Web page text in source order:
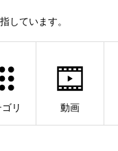
しています。
リ 動画